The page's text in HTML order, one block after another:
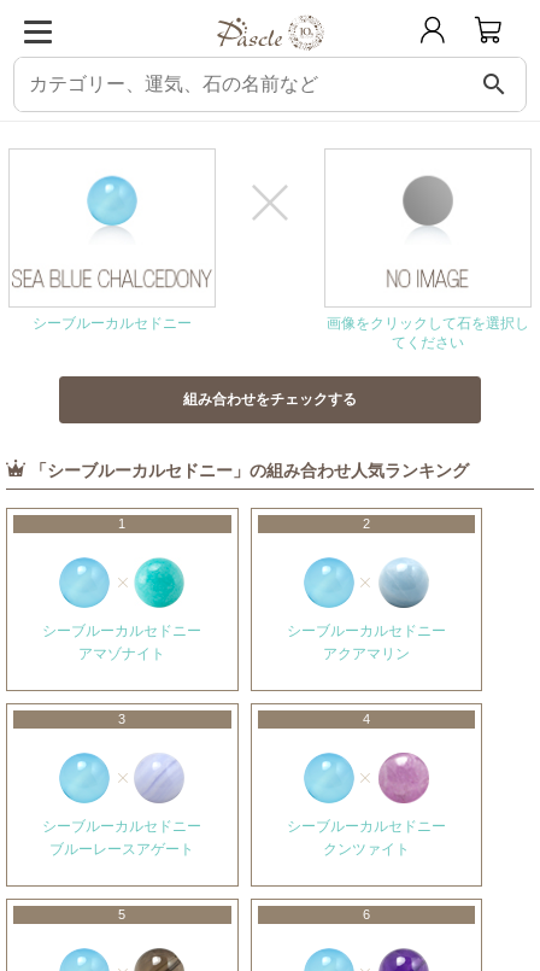
search
パスクル 組み合わせ・相性チェック シーブルーカルセドニーと相性の良い石
シーブルーカルセドニー
画像をクリックして石を選択し
てください
「シーブルーカルセドニー」の組み合わせ人気ランキング
1
シーブルーカルセドニー
アマゾナイト
2
シーブルーカルセドニー
アクアマリン
3
シーブルーカルセドニー
ブルーレースアゲート
4
シーブルーカルセドニー
クンツァイト
5 6